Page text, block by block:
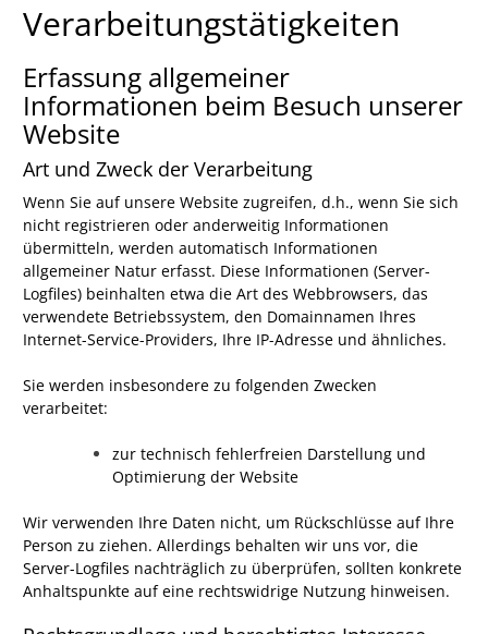
Verarbeitungstätigkeiten
Erfassung allgemeiner
Informationen beim Besuch unserer
Website
Art und Zweck der Verarbeitung
Wenn Sie auf unsere Website zugreifen, d.h., wenn Sie sich
nicht registrieren oder anderweitig Informationen
übermitteln, werden automatisch Informationen
allgemeiner Natur erfasst. Diese Informationen (Server-
Logfiles) beinhalten etwa die Art des Webbrowsers, das
verwendete Betriebssystem, den Domainnamen Ihres
Internet-Service-Providers, Ihre IP-Adresse und ähnliches.
Sie werden insbesondere zu folgenden Zwecken
verarbeitet:
zur technisch fehlerfreien Darstellung und
Optimierung der Website
Wir verwenden Ihre Daten nicht, um Rückschlüsse auf Ihre
Person zu ziehen. Allerdings behalten wir uns vor, die
Server-Logfiles nachträglich zu überprüfen, sollten konkrete
Anhaltspunkte auf eine rechtswidrige Nutzung hinweisen.